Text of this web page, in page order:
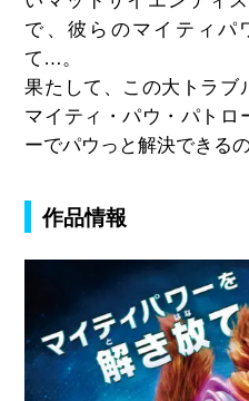
で、彼らのマイティパ
て…。
果たして、この大トラブ
マイティ・パウ・パトロ
ーでパウっと解決できる
作品情報